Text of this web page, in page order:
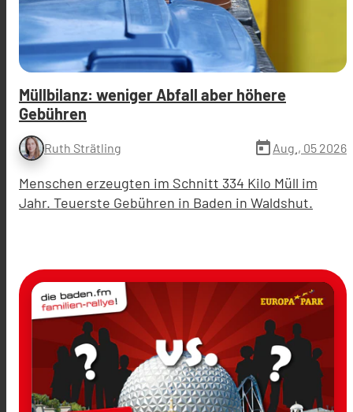
Müllbilanz: weniger Abfall aber höhere
Gebühren
Ruth Strätling today Aug., 05 2026
Menschen erzeugten im Schnitt 334 Kilo Müll im
Jahr. Teuerste Gebühren in Baden in Waldshut.